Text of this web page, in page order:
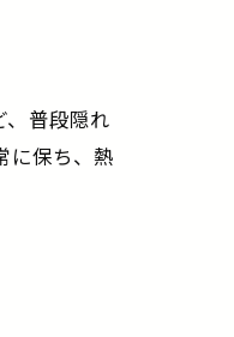
普段隠れ
に保ち、熱